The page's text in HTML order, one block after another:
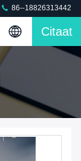
86--18826313442
Citaat